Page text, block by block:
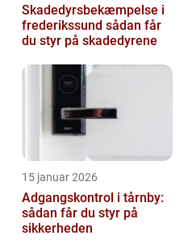
Skadedyrsbekæmpelse i
frederikssund sådan får
du styr på skadedyrene
15 januar 2026
Adgangskontrol i tårnby:
sådan får du styr på
sikkerheden